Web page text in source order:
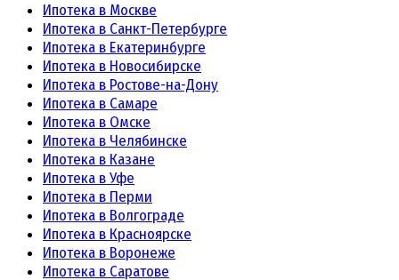
Ипотека в Москве
Ипотека в Санкт-Петербурге
Ипотека в Екатеринбурге
Ипотека в Новосибирске
Ипотека в Ростове-на-Дону
Ипотека в Самаре
Ипотека в Омске
Ипотека в Челябинске
Ипотека в Казане
Ипотека в Уфе
Ипотека в Перми
Ипотека в Волгограде
Ипотека в Красноярске
Ипотека в Воронеже
Ипотека в Саратове